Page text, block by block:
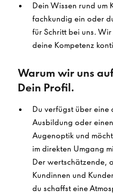
Dein Wissen rund um
fachkundig ein oder
für Schritt bei uns.
deine Kompetenz
Warum wir uns
Dein Profil.
Du verfügst über eine
Ausbildung oder
Augenoptik und
im direkten Umgang
Der wertschätzende,
Kundinnen und
du schaffst eine